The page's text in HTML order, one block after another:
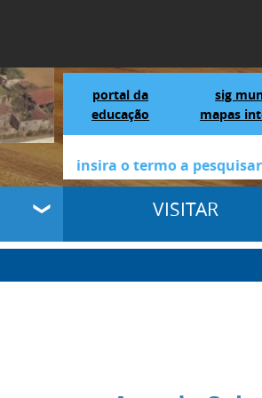
portal da
educação
sig
mapas
VISITAR